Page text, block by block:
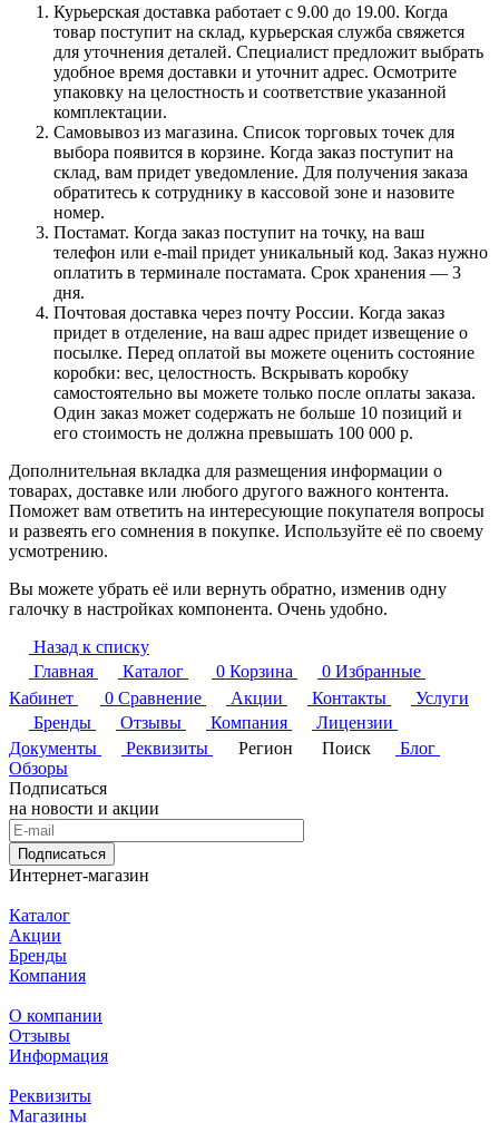
Курьерская доставка работает с 9.00 до 19.00. Когда
товар поступит на склад, курьерская служба свяжется
для уточнения деталей. Специалист предложит выбрать
удобное время доставки и уточнит адрес. Осмотрите
упаковку на целостность и соответствие указанной
комплектации.
Самовывоз из магазина. Список торговых точек для
выбора появится в корзине. Когда заказ поступит на
склад, вам придет уведомление. Для получения заказа
обратитесь к сотруднику в кассовой зоне и назовите
номер.
Постамат. Когда заказ поступит на точку, на ваш
телефон или e-mail придет уникальный код. Заказ нужно
оплатить в терминале постамата. Срок хранения — 3
дня.
Почтовая доставка через почту России. Когда заказ
придет в отделение, на ваш адрес придет извещение о
посылке. Перед оплатой вы можете оценить состояние
коробки: вес, целостность. Вскрывать коробку
самостоятельно вы можете только после оплаты заказа.
Один заказ может содержать не больше 10 позиций и
его стоимость не должна превышать 100 000 р.
Дополнительная вкладка для размещения информации о
товарах, доставке или любого другого важного контента.
Поможет вам ответить на интересующие покупателя вопросы
и развеять его сомнения в покупке. Используйте её по своему
усмотрению.
Вы можете убрать её или вернуть обратно, изменив одну
галочку в настройках компонента. Очень удобно.
Назад к списку
Главная
Каталог 0 Корзина 0 Избранные
Кабинет
0 Сравнение Акции Контакты
Услуги
Бренды
Отзывы Компания
Лицензии
Документы
Реквизиты Регион Поиск
Блог
Обзоры
Подписаться
на новости и акции
Подписаться
Интернет-магазин
Каталог
Акции
Бренды
Компания
О компании
Отзывы
Информация
Реквизиты
Магазины